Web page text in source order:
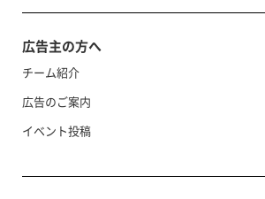
広告主の方へ
チーム紹介
広告のご案内
イベント投稿